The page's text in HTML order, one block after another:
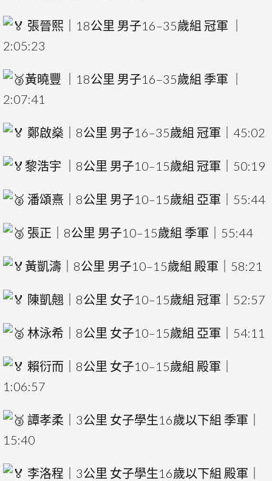
張晉熙｜18公里 男子16–35歲組 冠軍 ｜
2:05:23
黃曉豐 ｜18公里 男子16–35歲組 季軍 ｜
2:07:41
鄭啟燊｜8公里 男子16–35歲組 冠軍｜45:02
黎浩宇 ｜8公里 男子10–15歲組 冠軍｜50:19
潘頌熹｜8公里 男子10–15歲組 亞軍｜55:44
張正｜8公里 男子10–15歲組 季軍｜55:44
黃凱濤｜8公里 男子10–15歲組 殿軍｜58:21
陳凱翹｜8公里 女子10–15歲組 冠軍｜52:57
林泳希｜8公里 女子10–15歲組 亞軍｜54:11
賴衍而｜8公里 女子10–15歲組 殿軍｜
1:06:57
譚孝柔｜3公里 女子學生16歲以下組 季軍｜
15:40
李洛程｜3公里 女子學生16歲以下組 殿軍｜